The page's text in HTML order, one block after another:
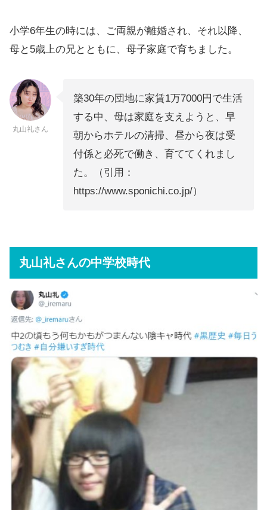
小学6年生の時には、ご両親が離婚され、それ以降、
母と5歳上の兄とともに、母子家庭で育ちました。
丸山礼さん
築30年の団地に家賃1万7000円で生活
する中、母は家庭を支えようと、早
朝からホテルの清掃、昼から夜は受
付係と必死で働き、育ててくれまし
た。（引用：
https://www.sponichi.co.jp/）
丸山礼さんの中学校時代